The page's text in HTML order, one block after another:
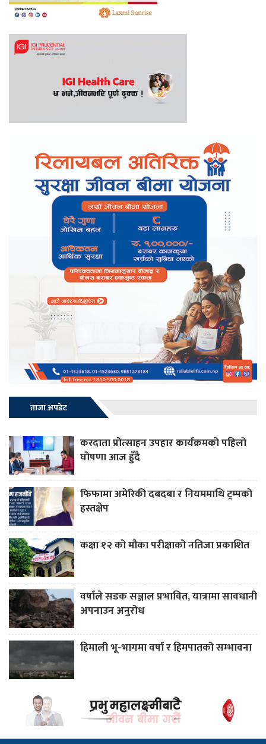
ताजा अपडेट
करदाता प्रोत्साहन उपहार कार्यक्रमको पहिलो
घोषणा आज हुँदै
फिफामा अमेरिकी दबदबा र नियममाथि ट्रम्पको
हस्तक्षेप
कक्षा १२ को मौका परीक्षाको नतिजा प्रकाशित
वर्षाले सडक सञ्जाल प्रभावित, यात्रामा सावधानी
अपनाउन अनुरोध
हिमाली भू-भागमा वर्षा र हिमपातको सम्भावना